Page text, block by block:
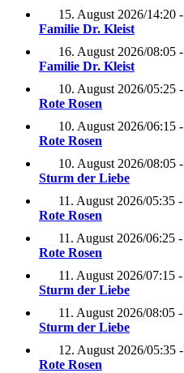
15. August 2026/14:20
Familie Dr. Kleist
16. August 2026/08:05
Familie Dr. Kleist
10. August 2026/05:25
Rote Rosen
10. August 2026/06:15
Rote Rosen
10. August 2026/08:05
Sturm der Liebe
11. August 2026/05:35
Rote Rosen
11. August 2026/06:25
Rote Rosen
11. August 2026/07:15
Sturm der Liebe
11. August 2026/08:05
Sturm der Liebe
12. August 2026/05:35
Rote Rosen